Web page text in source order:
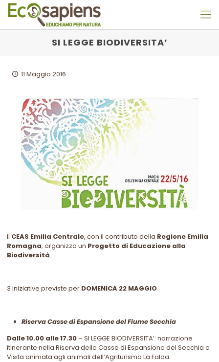
SI LEGGE BIODIVERSITA’
11 Maggio 2016
Il CEAS Emilia Centrale, con il contributo della Regione Emilia
Romagna, organizza un Progetto di Educazione alla
Biodiversità.
3 Iniziative previste per DOMENICA 22 MAGGIO
Riserva Casse di Espansione del Fiume Secchia
Dalle 10.00 alle 17.30 – SI LEGGE BIODIVERSITA’: narrazione
itinerante nella Riserva delle Casse di Espansione del Secchia e
Visita animata agli animali dell’Agriturismo La Falda.